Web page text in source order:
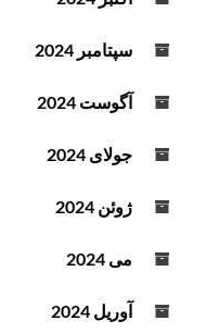
سپتامبر 2024
آگوست 2024
جولای 2024
ژوئن 2024
می 2024
آوریل 2024